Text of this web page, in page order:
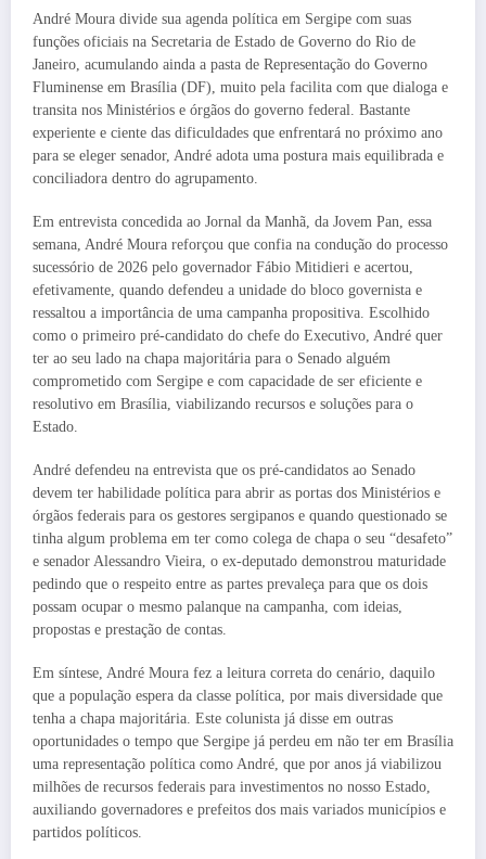
André Moura divide sua agenda política em Sergipe com suas
funções oficiais na Secretaria de Estado de Governo do Rio de
Janeiro, acumulando ainda a pasta de Representação do Governo
Fluminense em Brasília (DF), muito pela facilita com que dialoga e
transita nos Ministérios e órgãos do governo federal. Bastante
experiente e ciente das dificuldades que enfrentará no próximo ano
para se eleger senador, André adota uma postura mais equilibrada e
conciliadora dentro do agrupamento.
Em entrevista concedida ao Jornal da Manhã, da Jovem Pan, essa
semana, André Moura reforçou que confia na condução do processo
sucessório de 2026 pelo governador Fábio Mitidieri e acertou,
efetivamente, quando defendeu a unidade do bloco governista e
ressaltou a importância de uma campanha propositiva. Escolhido
como o primeiro pré-candidato do chefe do Executivo, André quer
ter ao seu lado na chapa majoritária para o Senado alguém
comprometido com Sergipe e com capacidade de ser eficiente e
resolutivo em Brasília, viabilizando recursos e soluções para o
Estado.
André defendeu na entrevista que os pré-candidatos ao Senado
devem ter habilidade política para abrir as portas dos Ministérios e
órgãos federais para os gestores sergipanos e quando questionado se
tinha algum problema em ter como colega de chapa o seu “desafeto”
e senador Alessandro Vieira, o ex-deputado demonstrou maturidade
pedindo que o respeito entre as partes prevaleça para que os dois
possam ocupar o mesmo palanque na campanha, com ideias,
propostas e prestação de contas.
Em síntese, André Moura fez a leitura correta do cenário, daquilo
que a população espera da classe política, por mais diversidade que
tenha a chapa majoritária. Este colunista já disse em outras
oportunidades o tempo que Sergipe já perdeu em não ter em Brasília
uma representação política como André, que por anos já viabilizou
milhões de recursos federais para investimentos no nosso Estado,
auxiliando governadores e prefeitos dos mais variados municípios e
partidos políticos.